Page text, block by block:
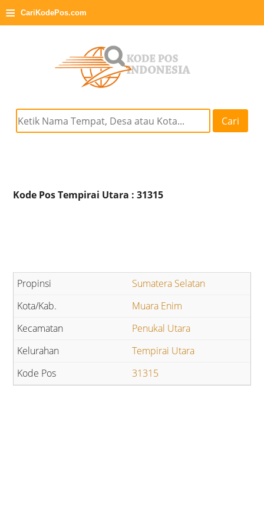
≡ CariKodePos.com
Cari
Kode Pos Tempirai Utara : 31315
Sumatera Selatan
Muara Enim
Penukal Utara
Tempirai Utara
31315